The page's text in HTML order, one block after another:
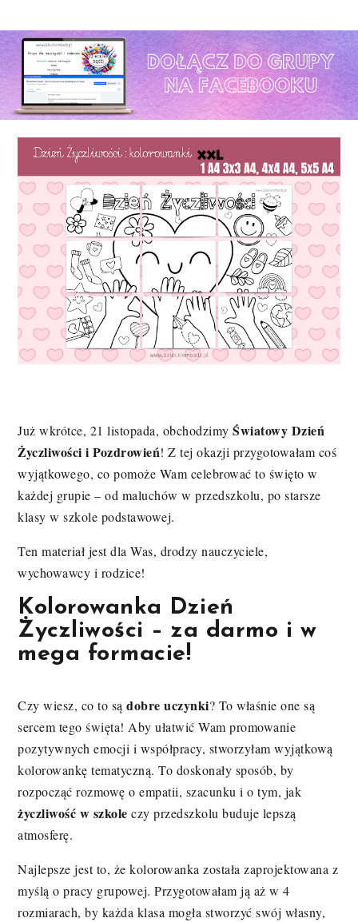
Już wkrótce, 21 listopada, obchodzimyŚwiatowy Dzień
Życzliwości i Pozdrowień! Z tej okazji przygotowałam coś
wyjątkowego, co pomoże Wam celebrować to święto w
każdej grupie – od maluchów w przedszkolu, po starsze
klasy w szkole podstawowej.
Ten materiał jest dla Was, drodzy nauczyciele,
wychowawcy i rodzice!
Kolorowanka Dzień
Życzliwości – za darmo i w
mega formacie!
Czy wiesz, co to sądobre uczynki? To właśnie one są
sercem tego święta! Aby ułatwić Wam promowanie
pozytywnych emocji i współpracy, stworzyłam wyjątkową
kolorowankę tematyczną. To doskonały sposób, by
rozpocząć rozmowę o empatii, szacunku i o tym, jak
życzliwość w szkole czy przedszkolu buduje lepszą
atmosferę.
Najlepsze jest to, że kolorowanka została zaprojektowana z
myślą o pracy grupowej. Przygotowałam ją aż w 4
rozmiarach, by każda klasa mogła stworzyć swój własny,